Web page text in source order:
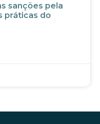
sanções pela
práticas do